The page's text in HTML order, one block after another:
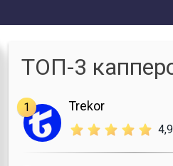
ТОП-3
1 Trekor